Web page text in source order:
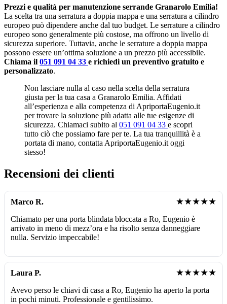
Prezzi e qualità per manutenzione serrande Granarolo Emilia!
La scelta tra una serratura a doppia mappa e una serratura a cilindro
europeo può dipendere anche dal tuo budget. Le serrature a cilindro
europeo sono generalmente più costose, ma offrono un livello di
sicurezza superiore. Tuttavia, anche le serrature a doppia mappa
possono essere un’ottima soluzione a un prezzo più accessibile.
Chiama il 051 091 04 33 e richiedi un preventivo gratuito e
personalizzato.
Non lasciare nulla al caso nella scelta della serratura
giusta per la tua casa a Granarolo Emilia. Affidati
all’esperienza e alla competenza di ApriportaEugenio.it
per trovare la soluzione più adatta alle tue esigenze di
sicurezza. Chiamaci subito al 051 091 04 33 e scopri
tutto ciò che possiamo fare per te. La tua tranquillità è a
portata di mano, contatta ApriportaEugenio.it oggi
stesso!
Recensioni dei clienti
Marco R. ★★★★★
Chiamato per una porta blindata bloccata a Ro, Eugenio è
arrivato in meno di mezz’ora e ha risolto senza danneggiare
nulla. Servizio impeccabile!
Laura P. ★★★★★
Avevo perso le chiavi di casa a Ro, Eugenio ha aperto la porta
in pochi minuti. Professionale e gentilissimo.